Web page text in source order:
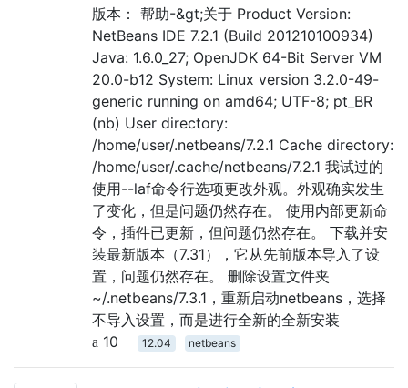
版本： 帮助-&gt;关于 Product Version:
NetBeans IDE 7.2.1 (Build 201210100934)
Java: 1.6.0_27; OpenJDK 64-Bit Server VM
20.0-b12 System: Linux version 3.2.0-49-
generic running on amd64; UTF-8; pt_BR
(nb) User directory:
/home/user/.netbeans/7.2.1 Cache directory:
/home/user/.cache/netbeans/7.2.1 我试过的
使用--laf命令行选项更改外观。外观确实发生
了变化，但是问题仍然存在。 使用内部更新命
令，插件已更新，但问题仍然存在。 下载并安
装最新版本（7.31），它从先前版本导入了设
置，问题仍然存在。 删除设置文件夹
~/.netbeans/7.3.1，重新启动netbeans，选择
不导入设置，而是进行全新的全新安装
10
12.04 netbeans